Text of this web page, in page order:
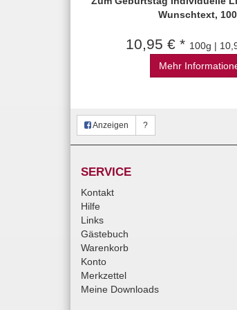
Wunschtext,
10,95 € * 100g |
Mehr
Anzeigen ?
SERVICE
Kontakt
Hilfe
Links
Gästebuch
Warenkorb
Konto
Merkzettel
Meine Downloads